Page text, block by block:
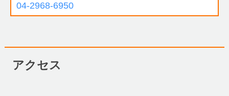
04-2968-6950
アクセス